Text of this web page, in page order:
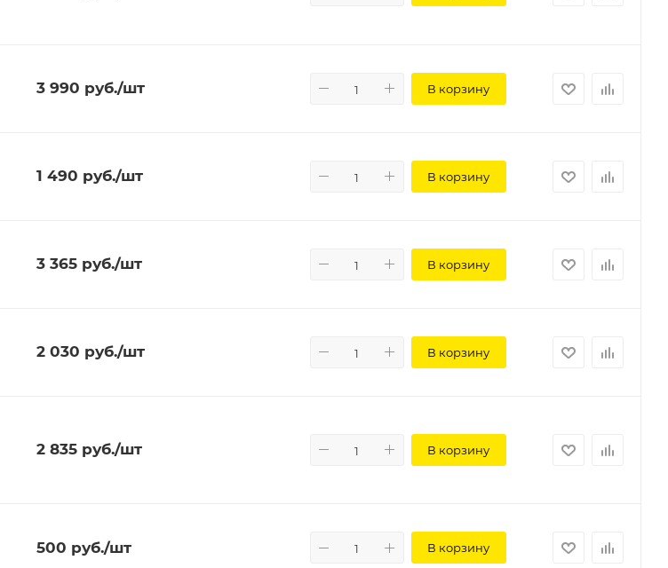
3 990 руб./шт В корзину
1 490 руб./шт В корзину
3 365руб./шт В корзину
2 030 руб./шт В корзину
2 835руб./шт В корзину
500 руб./шт В корзину